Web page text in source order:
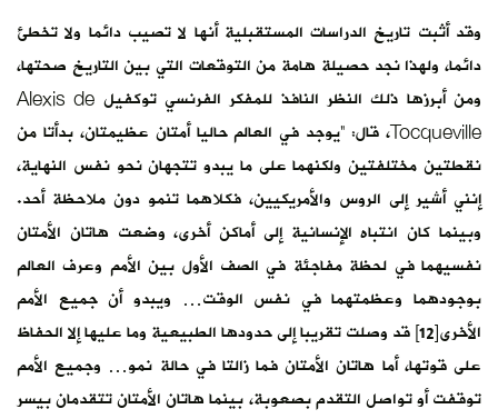
وقد أثبت تاريخ الدراسات المستقبلية أنها لا تصيب دائما ولا تخطئ
دائما، ولهذا نجد حصيلة هامة من التوقعات التي بين التاريخ صحتها،
ومن أبرزها ذلك النظر النافذ للمفكر الفرنسي توكفيل Alexis de
Tocqueville، قال: “يوجد في العالم حاليا أمتان عظيمتان، بدأتا من
نقطتين مختلفتين ولكنهما على ما يبدو تتجهان نحو نفس النهاية،
إنني أشير إلى الروس والأمريكيين، فكلاهما تنمو دون ملاحظة أحد.
وبينما كان انتباه الإنسانية إلى أماكن أخرى، وضعت هاتان الأمتان
نفسيهما في لحظة مفاجئة في الصف الأول بين الأمم وعرف العالم
بوجودهما وعظمتهما في نفس الوقت… ويبدو أن جميع الأمم
الأخرى[12] قد وصلت تقريبا إلى حدودها الطبيعية وما عليها إلا الحفاظ
على قوتها، أما هاتان الأمتان فما زالتا في حالة نمو… وجميع الأمم
توقفت أو تواصل التقدم بصعوبة، بينما هاتان الأمتان تتقدمان بيسر